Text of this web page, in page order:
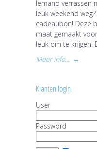
Iemand verrassen
leuk weekend
cadeaubon! Deze
maat gemaakt
leuk om te krijgen.
Meer info...
→
Klanten login
User
Password